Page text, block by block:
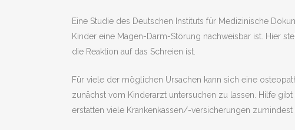
Eine Studie des Deutschen Instituts für Medizinische
Kinder eine Magen-Darm-Störung nachweisbar ist. Hier
die Reaktion auf das Schreien ist.
Für viele der möglichen Ursachen kann sich eine
zunächst vom Kinderarzt untersuchen zu lassen. Hilfe
erstatten viele Krankenkassen/-versicherungen